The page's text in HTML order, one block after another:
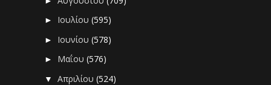
► Ιουλίου(595)
► Ιουνίου(578)
► Μαΐου(576)
▼Απριλίου(524)